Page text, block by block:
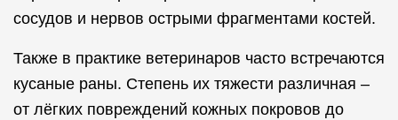
сосудов и нервов острыми фрагментами костей.
Также в практике ветеринаров часто встречаются
кусаные раны. Степень их тяжести различная –
от лёгких повреждений кожных покровов до